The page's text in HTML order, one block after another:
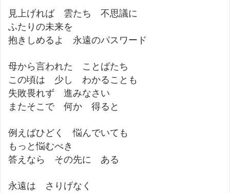
見上げれば 雲たち 不思議に
ふたりの未来を
抱きしめるよ 永遠のパスワード
母から言われた ことばたち
この頃は 少し わかることも
失敗畏れず 進みなさい
またそこで 何か 得ると
例えばひどく 悩んでいても
もっと悩むべき
答えなら その先に ある
永遠は さりげなく